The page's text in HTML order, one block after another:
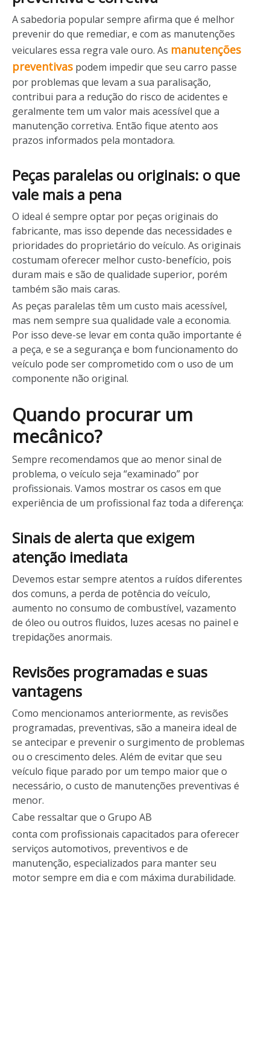
A sabedoria popular sempre afirma que é melhor
prevenir do que remediar, e com as manutenções
veiculares essa regra vale ouro. As manutenções
preventivas podem impedir que seu carro passe
por problemas que levam a sua paralisação,
contribui para a redução do risco de acidentes e
geralmente tem um valor mais acessível que a
manutenção corretiva. Então fique atento aos
prazos informados pela montadora.
Peças paralelas ou originais: o que
vale mais a pena
O ideal é sempre optar por peças originais do
fabricante, mas isso depende das necessidades e
prioridades do proprietário do veículo. As originais
costumam oferecer melhor custo-benefício, pois
duram mais e são de qualidade superior, porém
também são mais caras.
As peças paralelas têm um custo mais acessível,
mas nem sempre sua qualidade vale a economia.
Por isso deve-se levar em conta quão importante é
a peça, e se a segurança e bom funcionamento do
veículo pode ser comprometido com o uso de um
componente não original.
Quando procurar um
mecânico?
Sempre recomendamos que ao menor sinal de
problema, o veículo seja “examinado” por
profissionais. Vamos mostrar os casos em que
experiência de um profissional faz toda a diferença:
Sinais de alerta que exigem
atenção imediata
Devemos estar sempre atentos a ruídos diferentes
dos comuns, a perda de potência do veículo,
aumento no consumo de combustível, vazamento
de óleo ou outros fluidos, luzes acesas no painel e
trepidações anormais.
Revisões programadas e suas
vantagens
Como mencionamos anteriormente, as revisões
programadas, preventivas, são a maneira ideal de
se antecipar e prevenir o surgimento de problemas
ou o crescimento deles. Além de evitar que seu
veículo fique parado por um tempo maior que o
necessário, o custo de manutenções preventivas é
menor.
Cabe ressaltar que o Grupo AB
conta com profissionais capacitados para oferecer
serviços automotivos, preventivos e de
manutenção, especializados para manter seu
motor sempre em dia e com máxima durabilidade.